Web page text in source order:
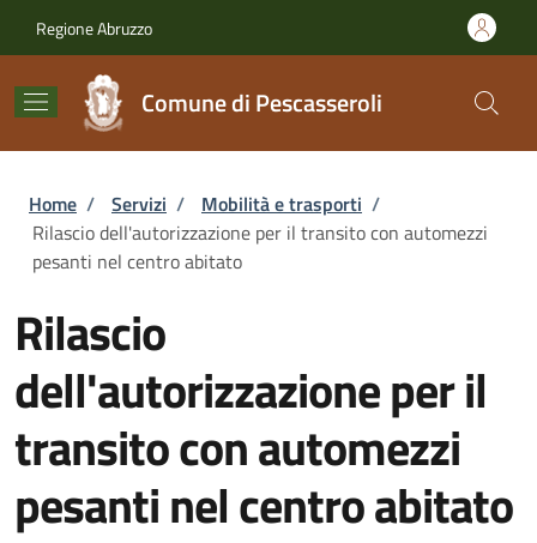
Regione Abruzzo
Comune di Pescasseroli
Briciole di pane
Home / Servizi / Mobilità e trasporti /
Rilascio dell'autorizzazione per il transito con automezzi
pesanti nel centro abitato
Rilascio
dell'autorizzazione per il
transito con automezzi
pesanti nel centro abitato